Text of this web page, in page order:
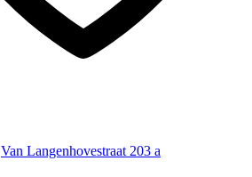
Van Langenhovestraat 203 a